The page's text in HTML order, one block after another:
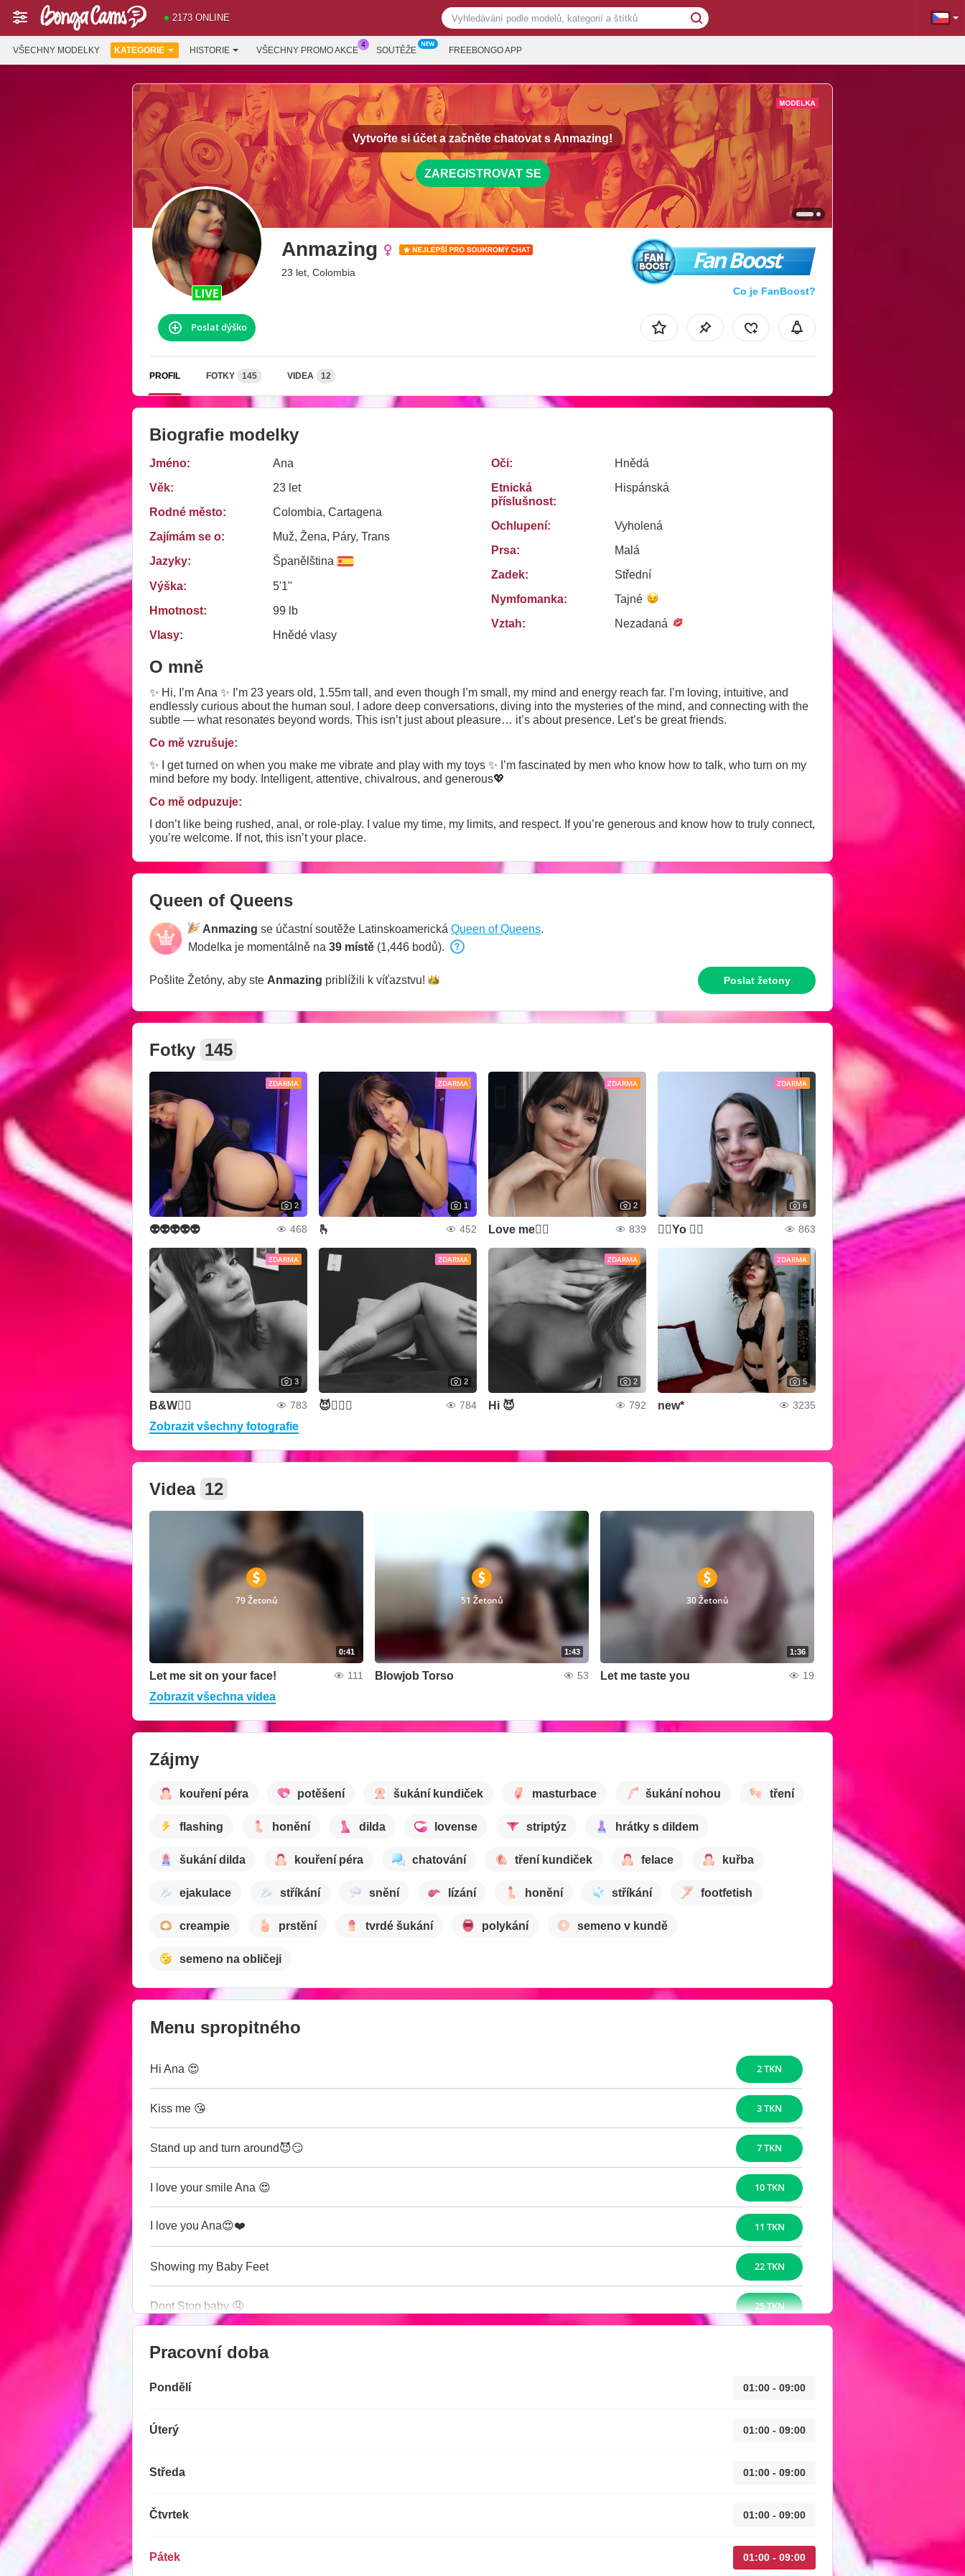
2173 ONLINE
VŠECHNY MODELKY KATEGORIE HISTORIE VŠECHNY PROMO AKCE SOUTĚŽE FREEBONGO APP
Vytvořte si účet a začněte chatovat s Anmazing!
ZAREGISTROVAT SE
Anmazing
23 let, Colombia Fan Boost
Co je FanBoost?
Poslat dýško
PROFIL FOTKY 145 VIDEA 12
Biografie modelky
Jméno:
Ana
Věk:
23 let
Rodné město:
Colombia, Cartagena
Zajímám se o:
Muž, Žena, Páry, Trans
Jazyky:
Španělština
Výška:
5'1"
Hmotnost:
99 lb
Vlasy:
Hnědé vlasy
Oči:
Hnědá
Etnická
příslušnost:
Hispánská
Ochlupení:
Vyholená
Prsa:
Malá
Zadek:
Střední
Nymfomanka:
Tajné
Vztah:
Nezadaná
O mně
✨ Hi, I’m Ana ✨ I’m 23 years old, 1.55m tall, and even though I’m small, my mind and energy reach far. I’m loving, intuitive, and
endlessly curious about the human soul. I adore deep conversations, diving into the mysteries of the mind, and connecting with the
subtle — what resonates beyond words. This isn’t just about pleasure… it’s about presence. Let’s be great friends.
Co mě vzrušuje:
✨ I get turned on when you make me vibrate and play with my toys ✨ I’m fascinated by men who know how to talk, who turn on my
mind before my body. Intelligent, attentive, chivalrous, and generous💖
Co mě odpuzuje:
I don’t like being rushed, anal, or role-play. I value my time, my limits, and respect. If you’re generous and know how to truly connect,
you’re welcome. If not, this isn’t your place.
Queen of Queens
Anmazing se účastní soutěže Latinskoamerická Queen of Queens.
Modelka je momentálně na 39 místě (1,446 bodů).
Pošlite Žetóny, aby ste Anmazing priblížili k víťazstvu! Poslat žetony
Fotky 145
ZDARMA
2
👽👽👽👽👽 468
ZDARMA
1
🫰 452
ZDARMA
2
Love me❤️‍🔥 839
ZDARMA
6
❤️‍🔥Yo ❤️‍🔥 863
ZDARMA
3
B&W❤️‍🔥 783
ZDARMA
2
😈❤️‍🔥🔥 784
ZDARMA
2
Hi 😈 792
ZDARMA
5
new* 3235
Zobrazit všechny fotografie
Videa 12
0:41
79 Žetonů
Let me sit on your face! 111
1:43
51 Žetonů
Blowjob Torso 53
1:36
30 Žetonů
Let me taste you 19
Zobrazit všechna videa
Zájmy
kouření péra potěšení šukání kundiček masturbace šukání nohou tření
flashing honění dilda lovense striptýz hrátky s dildem
šukání dilda kouření péra chatování tření kundiček felace kuřba
ejakulace stříkání snění lízání honění stříkání footfetish
creampie prstění tvrdé šukání polykání semeno v kundě
semeno na obličeji
Menu spropitného
Hi Ana 😍 2 TKN
Kiss me 😘 3 TKN
Stand up and turn around😈😏 7 TKN
I love your smile Ana 😍 10 TKN
I love you Ana😍❤️ 11 TKN
Showing my Baby Feet 22 TKN
Dont Stop baby 🤤 25 TKN
Pracovní doba
Pondělí 01:00 - 09:00
Úterý 01:00 - 09:00
Středa 01:00 - 09:00
Čtvrtek 01:00 - 09:00
Pátek 01:00 - 09:00